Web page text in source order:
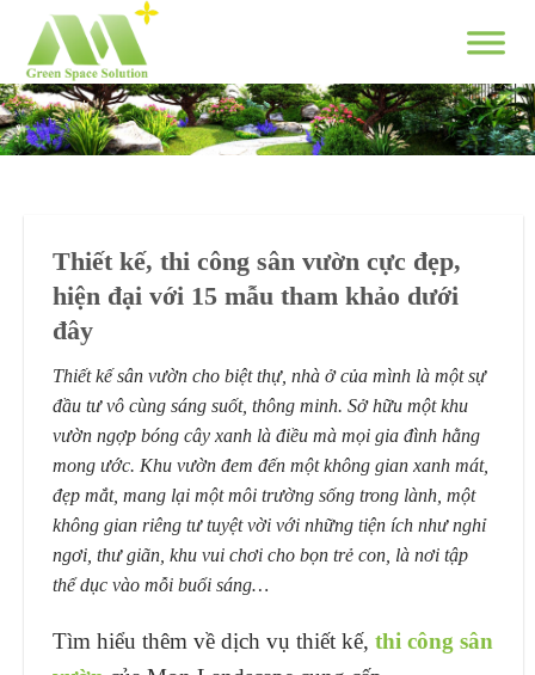
content
Thiết kế, thi công sân vườn cực đẹp,
hiện đại với 15 mẫu tham khảo dưới
đây
Thiết kế sân vườn cho biệt thự, nhà ở của mình là một sự
đầu tư vô cùng sáng suốt, thông minh. Sở hữu một khu
vườn ngợp bóng cây xanh là điều mà mọi gia đình hằng
mong ước. Khu vườn đem đến một không gian xanh mát,
đẹp mắt, mang lại một môi trường sống trong lành, một
không gian riêng tư tuyệt vời với những tiện ích như nghỉ
ngơi, thư giãn, khu vui chơi cho bọn trẻ con, là nơi tập
thể dục vào mỗi buổi sáng…
Tìm hiểu thêm về dịch vụ thiết kế, thi công sân